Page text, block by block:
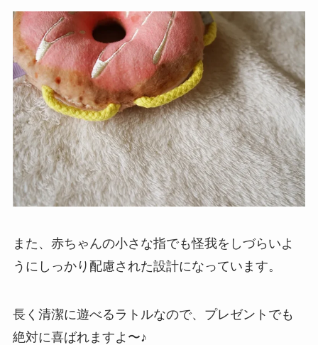
また、赤ちゃんの小さな指でも怪我をしづらいよ
うにしっかり配慮された設計になっています。
長く清潔に遊べるラトルなので、プレゼントでも
絶対に喜ばれますよ〜♪